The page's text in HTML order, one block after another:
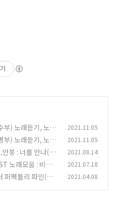
부) 노래듣기, 노래
2021.11.05
부) 노래듣기, 노래
싶어요, 미련 (0)
2021.11.05
붕 : 너를 만나(오
)
(0)
2021.08.14
노래모음 : 비와당
좋아,이젠 잊기로
2021.07.18
퍼펙틀리 파인(Mr.
2021.04.08